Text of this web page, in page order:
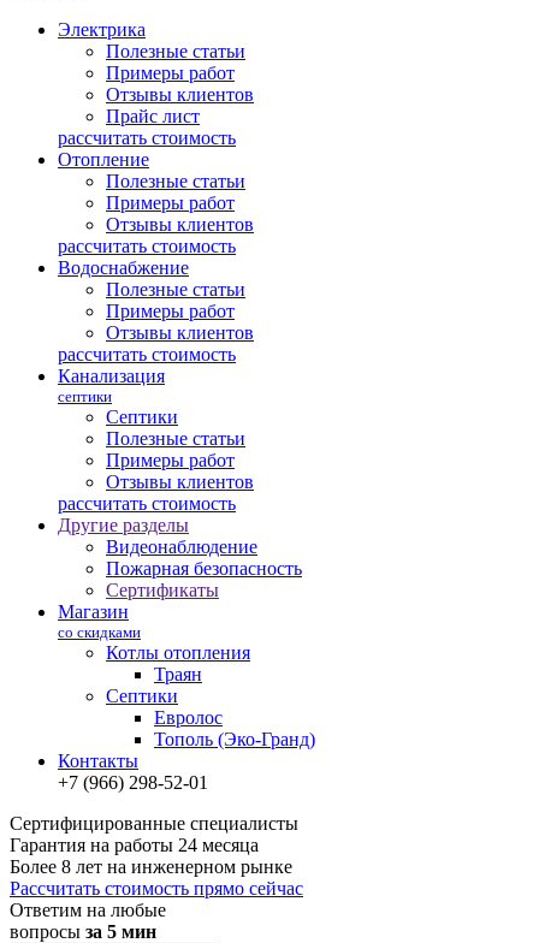
Электрика
Полезные статьи
Примеры работ
Отзывы клиентов
Прайс лист
рассчитать стоимость
Отопление
Полезные статьи
Примеры работ
Отзывы клиентов
рассчитать стоимость
Водоснабжение
Полезные статьи
Примеры работ
Отзывы клиентов
рассчитать стоимость
Канализация
септики
Септики
Полезные статьи
Примеры работ
Отзывы клиентов
рассчитать стоимость
Другие разделы
Видеонаблюдение
Пожарная безопасность
Сертификаты
Магазин
со скидками
Котлы отопления
Траян
Септики
Евролос
Тополь (Эко-Гранд)
Контакты
+7 (966) 298-52-01
Сертифицированные специалисты
Гарантия на работы 24 месяца
Более 8 лет на инженерном рынке
Рассчитать стоимость прямо сейчас
Ответим на любые
вопросы за 5 мин